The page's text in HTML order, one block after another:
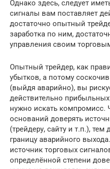
Однако здесь, следует
сигналы вам поставляет
достаточно опытный
заработка по ним,
управления своим
Опытный трейдер, как
убытков, а потому
(выйдя аварийно), вы
действительно
нужно искать компромисс.
оснований доверять
(трейдеру, сайту и т.п.),
границу аварийного
источник торговых
определённой степени